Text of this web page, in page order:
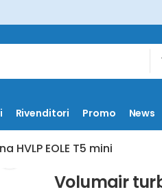
Rivenditori Promo News
HVLP EOLE T5 mini
Volumair